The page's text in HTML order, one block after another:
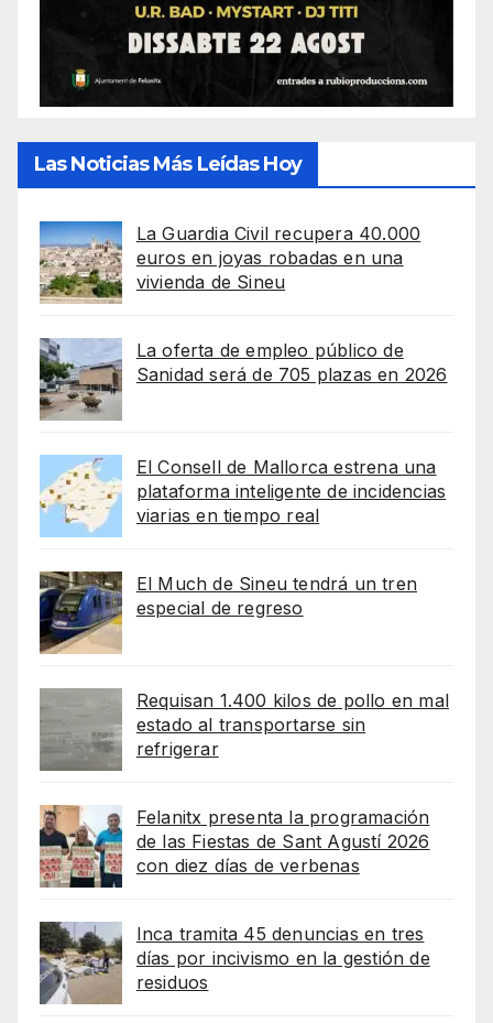
Las Noticias Más Leídas Hoy
La Guardia Civil recupera 40.000
euros en joyas robadas en una
vivienda de Sineu
La oferta de empleo público de
Sanidad será de 705 plazas en 2026
El Consell de Mallorca estrena una
plataforma inteligente de incidencias
viarias en tiempo real
El Much de Sineu tendrá un tren
especial de regreso
Requisan 1.400 kilos de pollo en mal
estado al transportarse sin
refrigerar
Felanitx presenta la programación
de las Fiestas de Sant Agustí 2026
con diez días de verbenas
Inca tramita 45 denuncias en tres
días por incivismo en la gestión de
residuos